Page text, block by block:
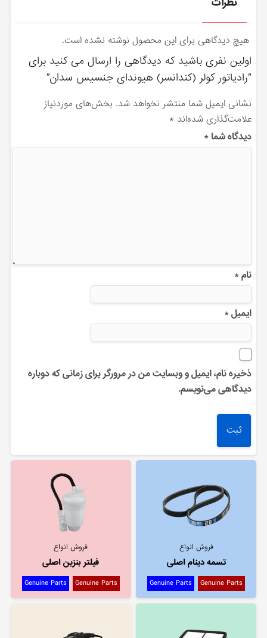
هیچ دیدگاهی برای این محصول نوشته نشده است.
اولین نفری باشید که دیدگاهی را ارسال می کنید برای
“رادیاتور کولر (کندانسر) هیوندای جنسیس سدان”
نشانی ایمیل شما منتشر نخواهد شد. بخش‌های موردنیاز
علامت‌گذاری شده‌اند *
دیدگاه شما*
نام*
ایمیل*
ذخیره نام، ایمیل و وبسایت من در مرورگر برای زمانی که دوباره
دیدگاهی می‌نویسم.
فروش انواع
تسمه دینام اصلی
Genuine Parts
Genuine Parts
فروش انواع
فیلتر بنزین اصلی
Genuine Parts
Genuine Parts